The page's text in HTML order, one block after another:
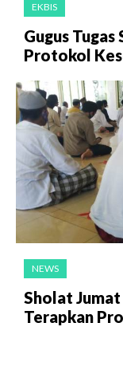
EKBIS
Gugus
Protokol
NEWS
Sholat Jumat
Terapkan